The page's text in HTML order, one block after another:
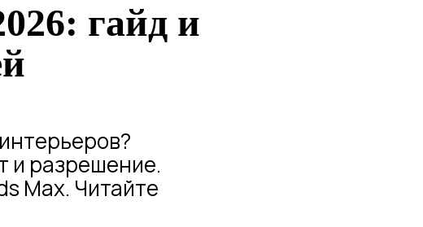
гайд и
и разрешение.
Max. Читайте